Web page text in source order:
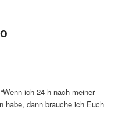
ich 24 h nach meiner
habe, dann brauche ich Euch